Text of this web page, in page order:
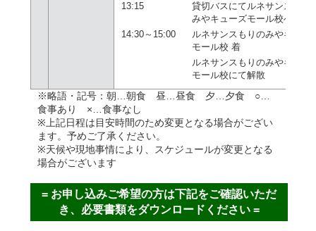
13:15
貸切バスにてルネサンス
みやキューズモール校へ
14:30～15:00
ルネサンスもりのみやキュー
モール校 着
ルネサンスもりのみやキュー
モール校にて解散
※略語・記号：朝…朝食 昼…昼食 夕…夕食 ○…
食事あり ×…食事なし
※上記日程は目安時間のため変更となる場合がござい
ます。予めご了承ください。
※天候や現地事情により、スケジュールが変更となる
場合がございます
= お申し込みご希望の方は下記をご確認いただ
き、必要書類をダウンロードください =